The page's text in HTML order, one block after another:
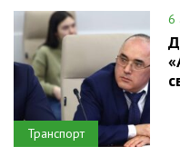
Транспорт
6